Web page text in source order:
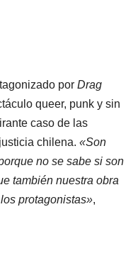
por Drag
queer, punk y sin
caso de las
chilena. «Son
no se sabe si son
también nuestra obra
protagonistas»,